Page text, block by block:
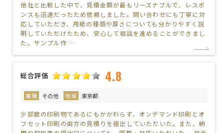
他社と比較した中で、見積金額が最もリーズナブルで、レスポ
ンスも迅速だったため依頼しました。問い合わせにも丁寧に対
応していただき、用紙の種類や厚さについても分かりやすく説
明していただけたため、安心して相談を進めることができまし
た。サンプル作 …
総合評価 4.8
業種 その他 地域 東京都
少部数の印刷物であるにもかかわらず、オンデマンド印刷とオ
フセット印刷の両方の見積りを提出していただいた。また、納